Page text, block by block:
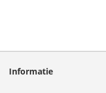
Informatie